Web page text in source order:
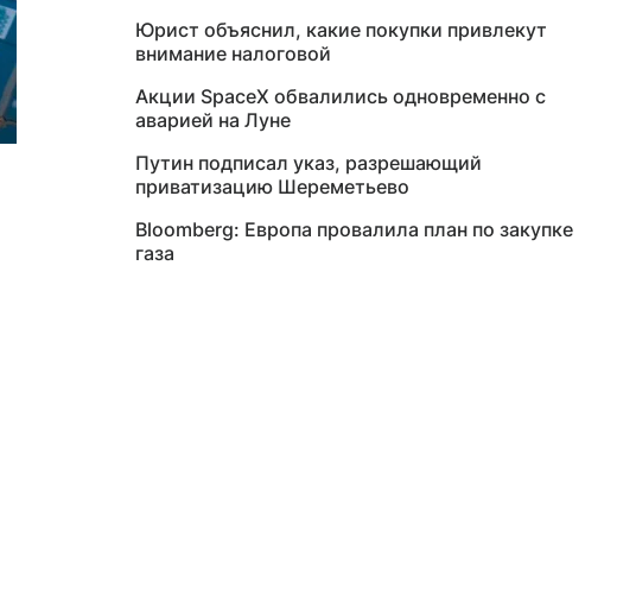
Юрист объяснил, какие покупки привлекут
внимание налоговой
Акции SpaceX обвалились одновременно с
аварией на Луне
Путин подписал указ, разрешающий
приватизацию Шереметьево
Bloomberg: Европа провалила план по закупке
газа